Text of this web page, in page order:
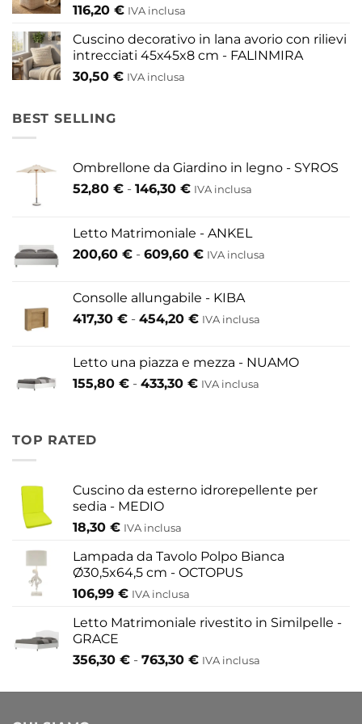
116,20 € IVA inclusa
Cuscino decorativo in lana avorio con rilievi
intrecciati 45x45x8 cm - FALINMIRA
30,50 € IVA inclusa
BEST SELLING
Ombrellone da Giardino in legno - SYROS
52,80 € - 146,30 €Fascia
da
52,80 €
146,30 €
IVA inclusa
Letto Matrimoniale - ANKEL
200,60 € - 609,60 €Fascia
da
200,60 €
609,60 €
IVA inclusa
Consolle allungabile - KIBA
417,30 € - 454,20 €Fascia
da
417,30 €
IVA inclusa
Letto una piazza e mezza - NUAMO
155,80 € - 433,30 €Fascia
433,30 €
IVA inclusa
TOP RATED
Cuscino da esterno idrorepellente per
sedia - MEDIO
18,30 € IVA inclusa
Lampada da Tavolo Polpo Bianca
Ø30,5x64,5 cm - OCTOPUS
106,99 € IVA inclusa
Letto Matrimoniale rivestito in Similpelle -
GRACE
356,30 € - 763,30 €Fascia
prezzo:
IVA inclusa